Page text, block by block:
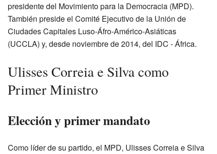
presidente del Movimiento para la Democracia (MPD).
También preside el Comité Ejecutivo de la Unión de
Ciudades Capitales Luso-Áfro-Américo-Asiáticas
(UCCLA) y, desde noviembre de 2014, del IDC - África.
Ulisses Correia e Silva como
Primer Ministro
Elección y primer mandato
Como líder de su partido, el MPD, Ulisses Correia e Silva